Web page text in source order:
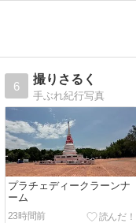
6
撮りさるく
手ぶれ紀行写真
プラチェディークラーンナ
ーム
23時間前